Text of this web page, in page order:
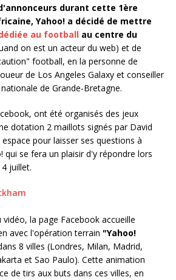
durant cette 1ère
Yahoo! a décidé de mettre
au football au centre du
on est un acteur du web) et de
football, en la personne de
de Los Angeles Galaxy et conseiller
de Grande-Bretagne.
ont été organisés des jeux
dotation 2 maillots signés par David
pour laisser ses questions à
qui se fera un plaisir d'y répondre lors
juillet.
la page Facebook accueille
avec l'opération terrain "Yahoo!
8 villes (Londres, Milan, Madrid,
et Sao Paulo). Cette animation
de tirs aux buts dans ces villes, en